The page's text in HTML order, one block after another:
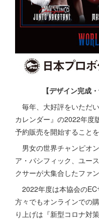
【デザイン完成
毎年、大好評をいただ
カレンダー』の2022年度
予約販売を開始すること
男女の世界チャンピオ
ア・パシフィック、ユー
クサーが大集合したファ
2022年度は本協会の
方々でもオンラインでの
り上げは『新型コロナ対